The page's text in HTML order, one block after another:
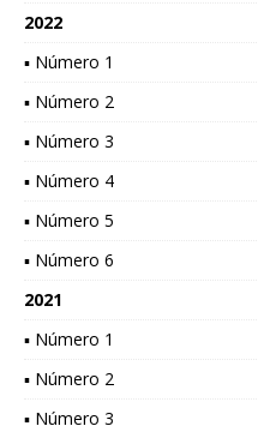
2022
▪ Número 1
▪ Número 2
▪ Número 3
▪ Número 4
▪ Número 5
▪ Número 6
2021
▪ Número 1
▪ Número 2
▪ Número 3